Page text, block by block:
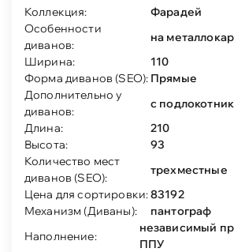
Коллекция:
Фарадей
Особенности
диванов:
на
Ширина:
110
Форма диванов (SEO): Прямые
Дополнительно у
диванов:
с
Длина:
210
Высота:
93
Количество мест
диванов (SEO):
трехместные
Цена для сортировки:83192
Механизм (Диваны):
пантограф
Наполнение:
независимый
ППУ